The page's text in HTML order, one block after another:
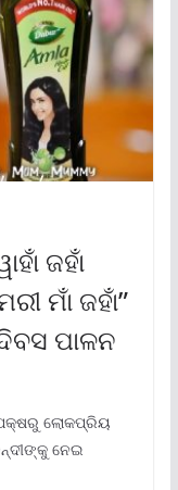
ଜହାଁ
ମାଁ ଜହାଁ”
ପାଳନ
ଲୋକପ୍ରିୟ
ନେଇ